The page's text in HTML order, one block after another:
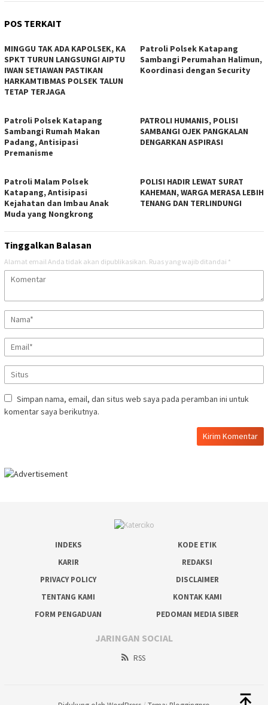
POS TERKAIT
MINGGU TAK ADA KAPOLSEK, KA
SPKT TURUN LANGSUNG! AIPTU
IWAN SETIAWAN PASTIKAN
HARKAMTIBMAS POLSEK TALUN
TETAP TERJAGA
‎Patroli Polsek Katapang
Sambangi Perumahan Halimun,
Koordinasi dengan Security
‎Patroli Polsek Katapang
Sambangi Rumah Makan
Padang, Antisipasi
Premanisme
‎PATROLI HUMANIS, POLISI
SAMBANGI OJEK PANGKALAN
DENGARKAN ASPIRASI
‎Patroli Malam Polsek
Katapang, Antisipasi
Kejahatan dan Imbau Anak
Muda yang Nongkrong
‎POLISI HADIR LEWAT SURAT
KAHEMAN, WARGA MERASA LEBIH
TENANG DAN TERLINDUNGI
Tinggalkan Balasan
Alamat email Anda tidak akan dipublikasikan. Ruas yang wajib ditandai *
Simpan nama, email, dan situs web saya pada peramban ini untuk
komentar saya berikutnya.
INDEKS
KODE ETIK
KARIR
REDAKSI
PRIVACY POLICY
DISCLAIMER
TENTANG KAMI
KONTAK KAMI
FORM PENGADUAN
PEDOMAN MEDIA SIBER
JARINGAN SOCIAL
RSS